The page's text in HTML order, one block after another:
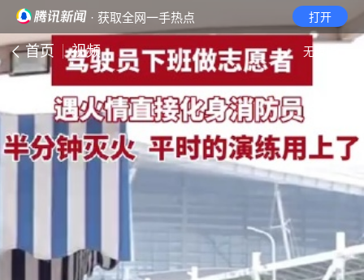
· 获取全网一手热点 打开
首页 视频 无障碍